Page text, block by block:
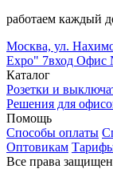
работаем каждый
Москва, ул.
Expo" 7вход Офис
Каталог
Розетки и
Решения для
Помощь
Способы оплаты
Оптовикам
Все права